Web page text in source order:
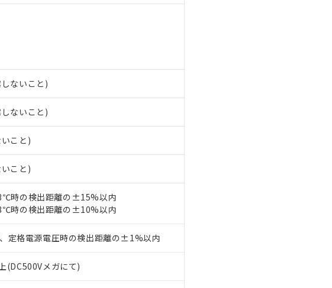
ないこと)
ないこと)
こと)
こと)
時の検出距離の±15%以内
時の検出距離の±10%以内
定格電源電圧時の検出距離の±1%以内
(DC500Vメガにて)
ただき、同意のうえご利用ください。
業取扱商品の中には、本サービスの対象外となる商品もあることをご了承ください。
標準価格照会結果は、記載している更新日時点での社内データに基づき作成されるも
された時点での実際の在庫および標準価格とは異なる場合があることをご了承くださ
および標準価格はお客様のお取引先、またはお客様担当のオムロン制御機器販売店・
談ください。
器販売店や当社販売拠点は「
（部品リスト作成サービス）をご利用いただくには、I-Webメンバーズにご登録され
ります。
ブサイト上で当社にご登録された部品リストについて、当社および当社の共同利用者
・サービスに関するお客様との取引・商談に必要な範囲で利用することをご了承くだ
す。
、非含有部品としていたものが、含有品と判明した場合などやむを得ず変更すること
フタル酸ジイソブチル (DIBP) 1000ppm以下
ウンロード
ダウンロードすることができます。
）の非含有証明書
（当社基準）
表
含有率が中国RoHSの基準値以下であることを示します。
含有率が中国RoHSの基準値を超えていることを示します。
(GB/T26572)：
) : 1000ppm、 Cd(カドミウム) : 100ppm、
、 PBBs(ポリ臭化ビフェニル類) : 1000ppm、 PBDEs(ポリ臭化ジフェニルエーテル類) : 1000ppm、
、 DIBP(フタル酸ジイソブチル) : 1000ppm、 BBP(フタル酸ブチルベンジル) : 1000ppm、
ルヘキシル)) : 1000ppm
限
物質）のすべてが基準値以下であることを示します。
当社販売部門へお問い合わせください。
を破棄する場合は、完全に破砕するなど、違法に輸出されないよう必要な手段を講じ
を、核兵器、ミサイル、化学兵器、生物兵器またはその他武器並びにこれらの製造装
いたしません。
品を第三者に販売する場合は、上記1、2および3の内容を当該第三者に通知します。
売先および販売に係わる関係者が違法に輸出するおそれがある場合は、取り引きをい
合意する
の在庫あり
満たないが在庫あり
最新の在庫状況については、お客様のお取引先、またはお客様担当のオムロン制御
・当社販売員にご確認ください)
種、また在庫状況の情報を公開していない機種